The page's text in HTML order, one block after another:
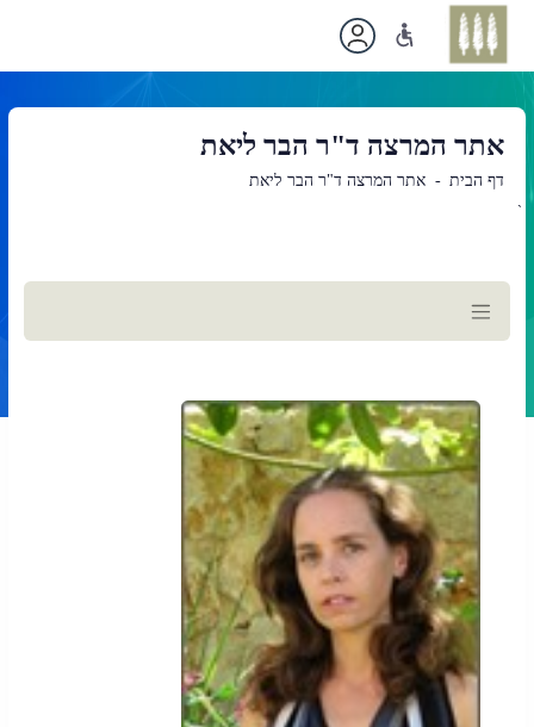
אתר המרצה ד"ר הבר ליאת
דף הבית אתר המרצה ד"ר הבר ליאת
`
תוכן
ראשי